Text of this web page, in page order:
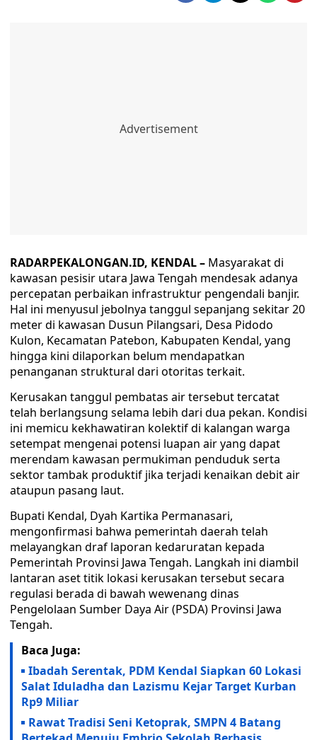
RADARPEKALONGAN.ID, KENDAL – Masyarakat di
kawasan pesisir utara Jawa Tengah mendesak adanya
percepatan perbaikan infrastruktur pengendali banjir.
Hal ini menyusul jebolnya tanggul sepanjang sekitar 20
meter di kawasan Dusun Pilangsari, Desa Pidodo
Kulon, Kecamatan Patebon, Kabupaten Kendal, yang
hingga kini dilaporkan belum mendapatkan
penanganan struktural dari otoritas terkait.
Kerusakan tanggul pembatas air tersebut tercatat
telah berlangsung selama lebih dari dua pekan. Kondisi
ini memicu kekhawatiran kolektif di kalangan warga
setempat mengenai potensi luapan air yang dapat
merendam kawasan permukiman penduduk serta
sektor tambak produktif jika terjadi kenaikan debit air
ataupun pasang laut.
Bupati Kendal, Dyah Kartika Permanasari,
mengonfirmasi bahwa pemerintah daerah telah
melayangkan draf laporan kedaruratan kepada
Pemerintah Provinsi Jawa Tengah. Langkah ini diambil
lantaran aset titik lokasi kerusakan tersebut secara
regulasi berada di bawah wewenang dinas
Pengelolaan Sumber Daya Air (PSDA) Provinsi Jawa
Tengah.
Baca Juga:
Ibadah Serentak, PDM Kendal Siapkan 60 Lokasi
Salat Iduladha dan Lazismu Kejar Target Kurban
Rp9 Miliar
Rawat Tradisi Seni Ketoprak, SMPN 4 Batang